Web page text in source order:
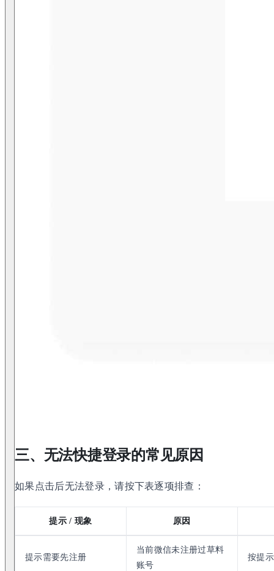
三、无法快捷登录的常见原因
如果点击后无法登录，请按下表逐项排查：
提示 / 现象 原因
提示需要先注册
当前微信未注册过草料
账号
按提